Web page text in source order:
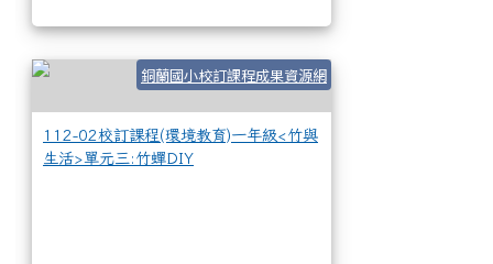
銅蘭國小校訂課程成果資源網
112-02校訂課程(環境教育)一年級<竹與
生活>單元三:竹蟬DIY